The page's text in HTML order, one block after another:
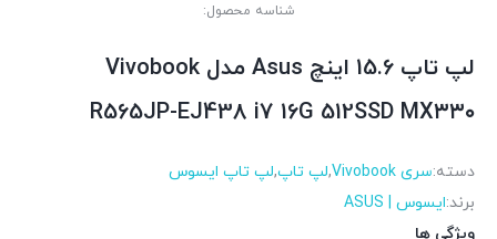
شناسه محصول:
لپ تاپ 15.6 اینچ Asus مدل Vivobook
R565JP-EJ438 i7 16G 512SSD MX۳۳۰
دسته:سری Vivobook ,لپ تاپ,لپ تاپ ایسوس
برند:ایسوس | ASUS
ویژگی ها